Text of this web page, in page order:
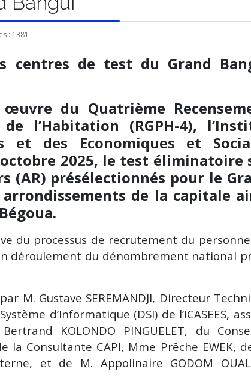
: 1381
centres de test du Grand
du Quatrième
l’Habitation (RGPH-4),
et des Economiques et
octobre 2025, le test éliminatoire
(AR) présélectionnés pour le
de la capitale
du processus de recrutement du
déroulement du dénombrement national
M. Gustave SEREMANDJI, Directeur
d’Informatique (DSI) de l’ICASEES,
KOLONDO PINGUELET, du
la Consultante CAPI, Mme Prêche EWEK,
et de M. Appolinaire GODOM